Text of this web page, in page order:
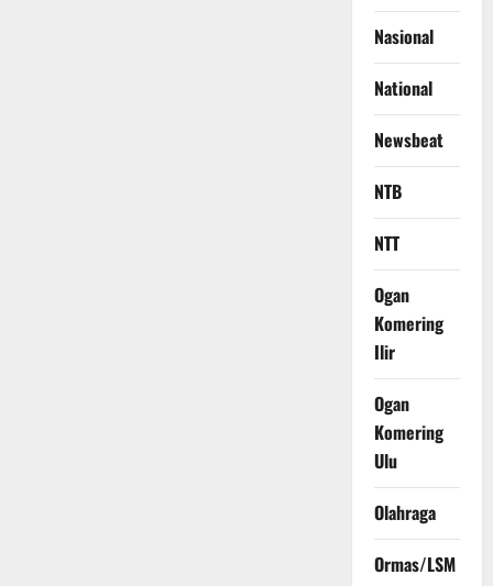
Nasional
National
Newsbeat
NTB
NTT
Ogan
Komering
Ilir
Ogan
Komering
Ulu
Olahraga
Ormas/LSM